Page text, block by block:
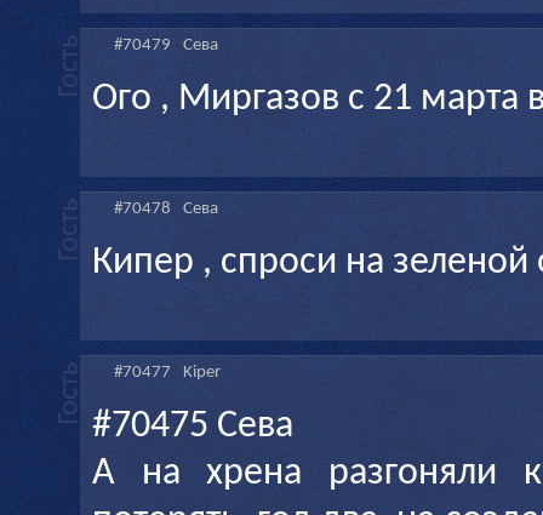
#70479 Сева
Ого , Миргазов с 21 марта
#70478 Сева
Кипер , спроси на зеленой
#70477 Kiper
#70475 Сева
А на хрена разгоняли